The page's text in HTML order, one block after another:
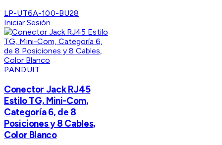
LP-UT6A-100-BU28
Iniciar Sesión
PANDUIT
Conector Jack RJ45
Estilo TG, Mini-Com,
Categoría 6, de 8
Posiciones y 8 Cables,
Color Blanco